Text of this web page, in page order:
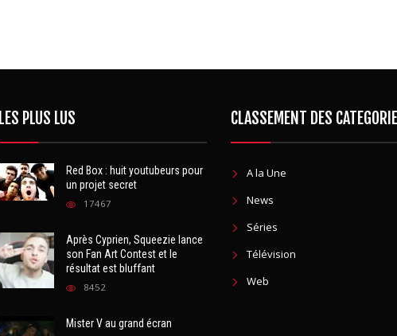
LES PLUS LUS
Red Box : huit youtubeurs pour
un projet secret
17467
Après Cyprien, Squeezie lance
son Fan Art Contest et le
résultat est bluffant
8452
Mister V au grand écran
CLASSEMENT DES
A la Une
News
Séries
Télévision
Web